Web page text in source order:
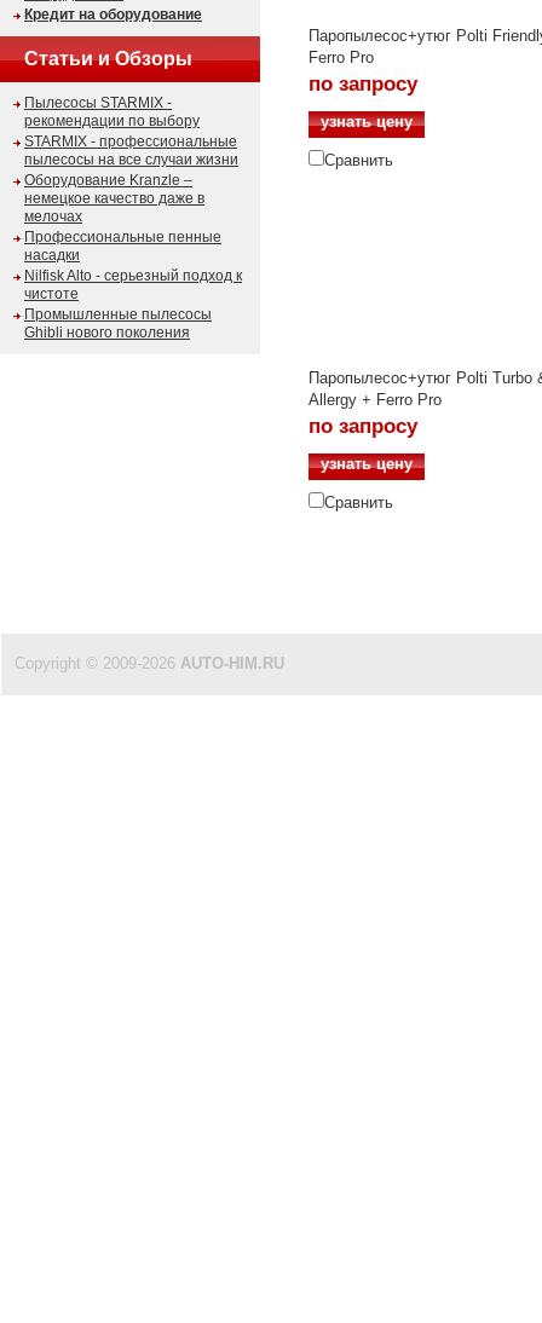
Кредит на оборудование
Статьи и Обзоры
Пылесосы STARMIX -
рекомендации по выбору
STARMIX - профессиональные
пылесосы на все случаи жизни
Оборудование Kranzle –
немецкое качество даже в
мелочах
Профессиональные пенные
насадки
Nilfisk Alto - серьезный подход к
чистоте
Промышленные пылесосы
Ghibli нового поколения
Паропылесос+утюг Polti
Ferro Pro
по запросу
узнать цену
Сравнить
Паропылесос+утюг Polti Turbo
Allergy + Ferro Pro
по запросу
узнать цену
Сравнить
Copyright © 2009-2026 AUTO-HIM.RU